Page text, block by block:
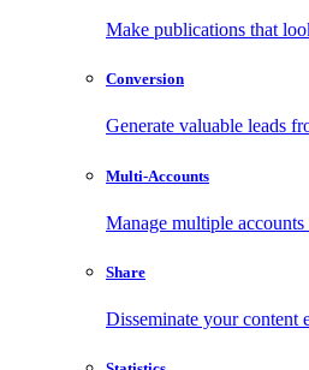
Make publications that
Conversion
Generate valuable leads
Multi-Accounts
Manage multiple
Share
Disseminate your content